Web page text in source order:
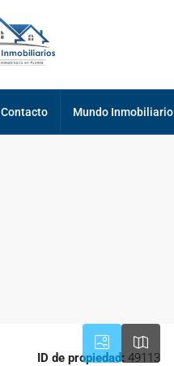
Contacto Mundo Inmobiliario
ID de propiedad: 49113